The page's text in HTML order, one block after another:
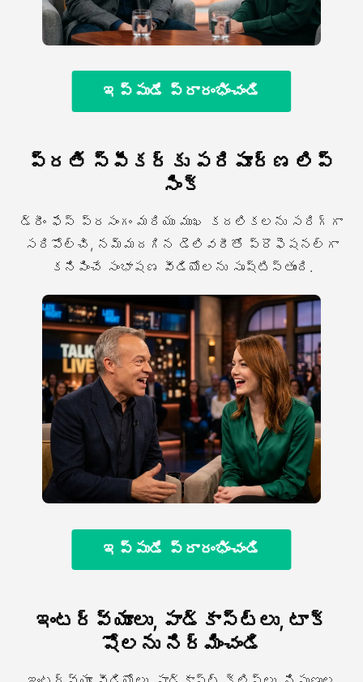
ఇప్పుడే ప్రారంభించండి
ప్రతి స్పీకర్కు పరిపూర్ణ లిప్
సింక్
డ్రీం ఫేస్ ప్రసంగం మరియు ముఖ కదలికలను సరిగ్గా
సరిపోల్చి, నమ్మదగిన డెలివరీతో ప్రొఫెషనల్గా
కనిపించే సంభాషణ వీడియోలను సృష్టిస్తుంది.
ఇప్పుడే ప్రారంభించండి
ఇంటర్వ్యూలు, పాడ్కాస్ట్లు, టాక్
షోలను నిర్మించండి